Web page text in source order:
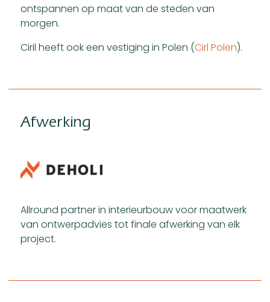
ontspannen op maat van de steden van
morgen.
Ciril heeft ook een vestiging in Polen (Cirl Polen).
Afwerking
Allround partner in interieurbouw voor maatwerk
van ontwerpadvies tot finale afwerking van elk
project.